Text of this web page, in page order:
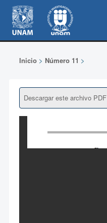
Inicio> Número 11 >
Descargar este archivo PDF